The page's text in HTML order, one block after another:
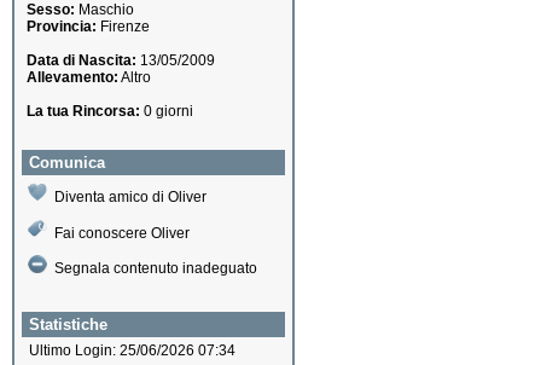
Sesso: Maschio
Provincia: Firenze
Data di Nascita: 13/05/2009
Allevamento: Altro
La tua Rincorsa: 0 giorni
Comunica
Diventa amico di Oliver
Fai conoscere Oliver
Segnala contenuto inadeguato
Statistiche
Ultimo Login: 25/06/2026 07:34